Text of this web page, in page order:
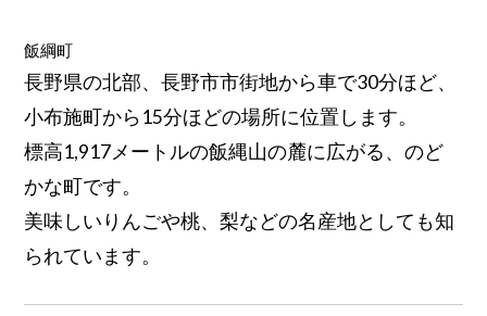
飯綱町
長野県の北部、長野市市街地から車で30分ほど、
小布施町から15分ほどの場所に位置します。
標高1,917メートルの飯縄山の麓に広がる、のど
かな町です。
美味しいりんごや桃、梨などの名産地としても知
られています。